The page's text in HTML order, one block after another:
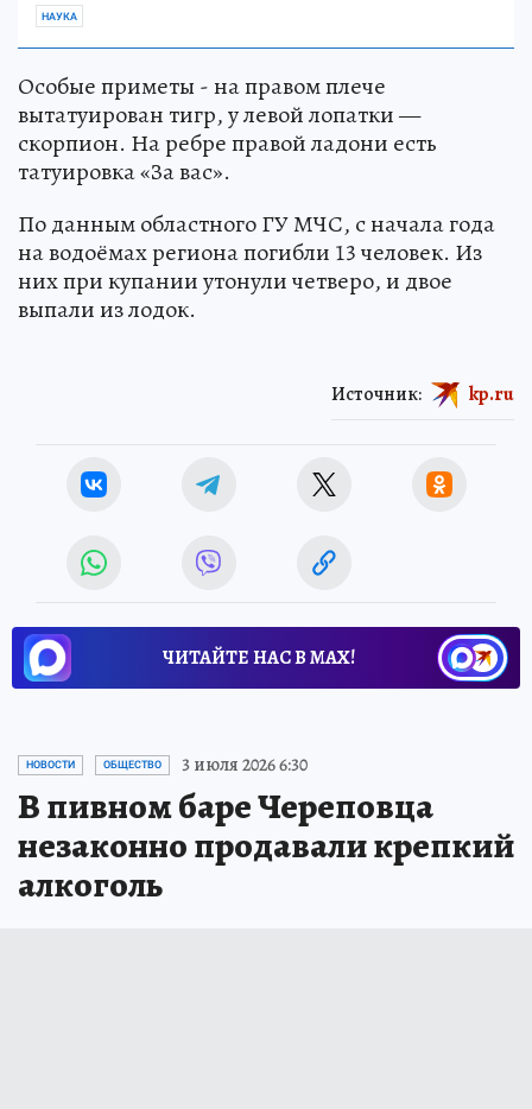
НАУКА
Особые приметы - на правом плече
вытатуирован тигр, у левой лопатки —
скорпион. На ребре правой ладони есть
татуировка «За вас».
По данным областного ГУ МЧС, с начала года
на водоёмах региона погибли 13 человек. Из
них при купании утонули четверо, и двое
выпали из лодок.
Источник: kp.ru
ЧИТАЙТЕ НАС В МАХ!
НОВОСТИ ОБЩЕСТВО 3 июля 2026 6:30
В пивном баре Череповца
незаконно продавали крепкий
алкоголь